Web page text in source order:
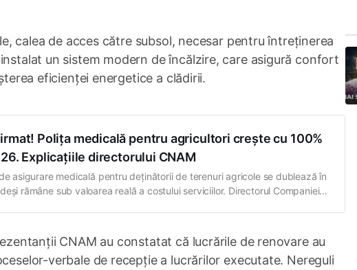
calea de acces către subsol, necesar pentru întreținerea
un sistem modern de încălzire, care asigură confort
eficienței energetice a clădirii.
Polița medicală pentru agricultori crește cu 100%
Explicațiile directorului CNAM
asigurare medicală pentru deținătorii de terenuri agricole se dublează în
rămâne sub valoarea reală a costului serviciilor. Directorul Companiei
CNAM au constatat că lucrările de renovare au
verbale de recepție a lucrărilor executate. Nereguli